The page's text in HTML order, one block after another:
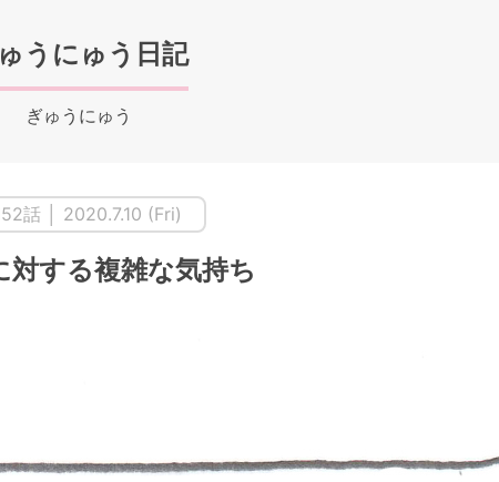
うにゅう日記
ぎゅうにゅう
話 │ 2020.7.10 (Fri)
対する複雑な気持ち